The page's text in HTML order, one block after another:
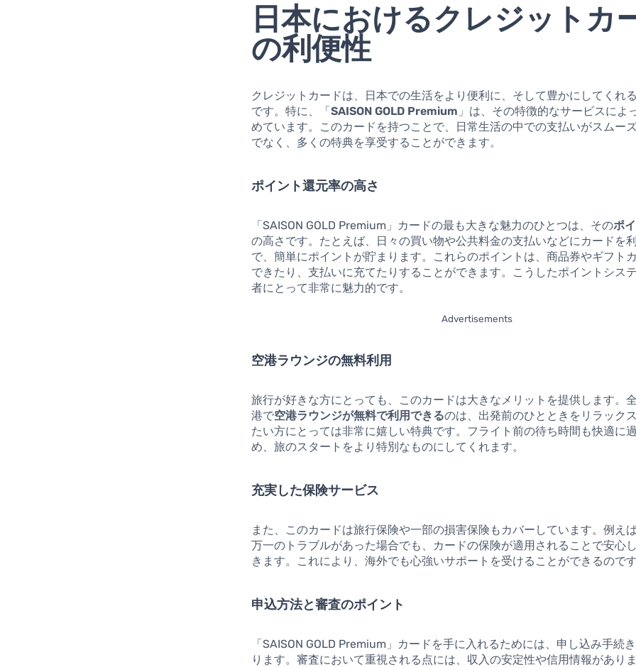
日本におけるクレジットカ
の利便性
クレジットカードは、日本での生活をより便利に、そして豊かにしてくれ
です。特に、「SAISON GOLD Premium 」は、その特徴的なサービスによ
めています。このカードを持つことで、日常生活の中での支払いがスムー
でなく、多くの特典を享受することができます。
ポイント還元率の高さ
「SAISON GOLD Premium」カードの最も大きな魅力のひとつは、そのポ
の高さです。たとえば、日々の買い物や公共料金の支払いなどにカードを
で、簡単にポイントが貯まります。これらのポイントは、商品券やギフト
できたり、支払いに充てたりすることができます。こうしたポイントシス
者にとって非常に魅力的です。
Advertisements
空港ラウンジの無料利用
旅行が好きな方にとっても、このカードは大きなメリットを提供します。
港で空港ラウンジが無料で利用できるのは、出発前のひとときをリラック
たい方にとっては非常に嬉しい特典です。フライト前の待ち時間も快適に
め、旅のスタートをより特別なものにしてくれます。
充実した保険サービス
また、このカードは旅行保険や一部の損害保険もカバーしています。例え
万一のトラブルがあった場合でも、カードの保険が適用されることで安心
きます。これにより、海外でも心強いサポートを受けることができるので
申込方法と審査のポイント
「SAISON GOLD Premium」カードを手に入れるためには、申し込み手続
ります。審査において重視される点には、収入の安定性や信用情報があり